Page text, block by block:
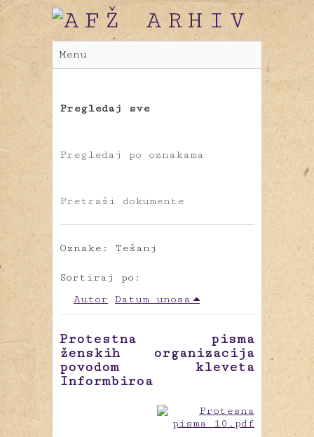
Menu
Pregledaj sve
Pregledaj po oznakama
Pretraži dokumente
Oznake: Tešanj
Sortiraj po:
Autor
Datum unosa
Protestna pisma
ženskih organizacija
povodom kleveta
Informbiroa